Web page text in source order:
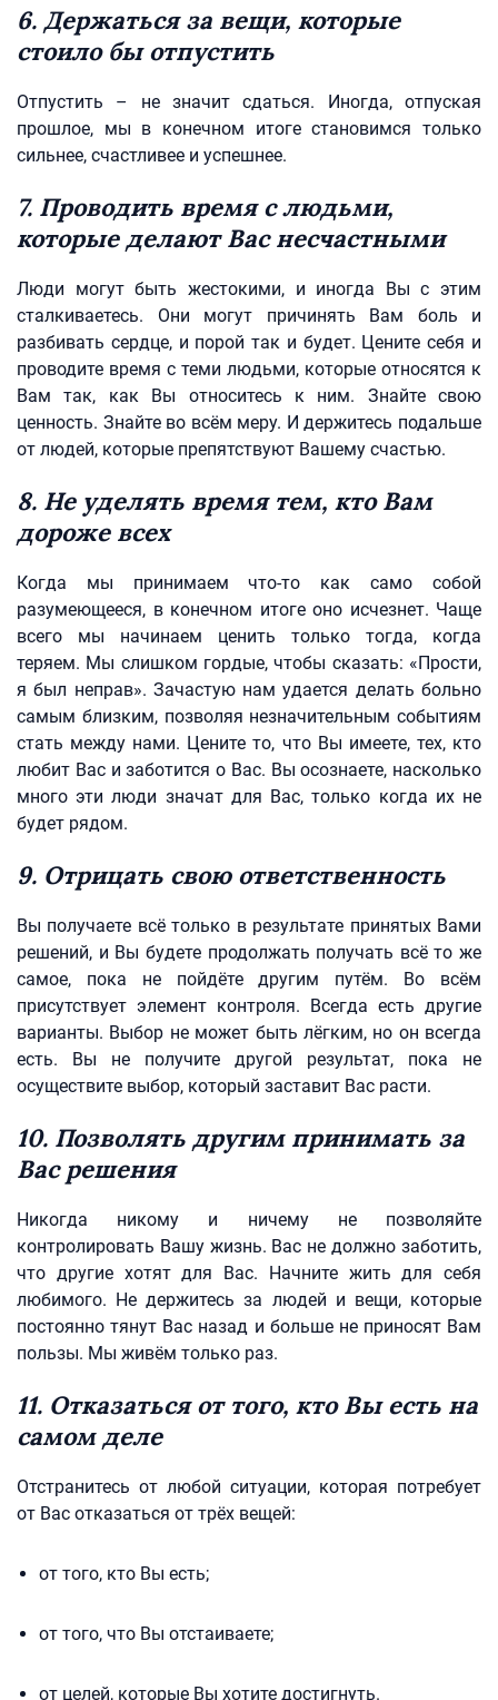
6. Держаться за вещи, которые
стоило бы отпустить
Отпустить – не значит сдаться. Иногда, отпуская
прошлое, мы в конечном итоге становимся только
сильнее, счастливее и успешнее.
7. Проводить время с людьми,
которые делают Вас несчастными
Люди могут быть жестокими, и иногда Вы с этим
сталкиваетесь. Они могут причинять Вам боль и
разбивать сердце, и порой так и будет. Цените себя и
проводите время с теми людьми, которые относятся к
Вам так, как Вы относитесь к ним. Знайте свою
ценность. Знайте во всём меру. И держитесь подальше
от людей, которые препятствуют Вашему счастью.
8. Не уделять время тем, кто Вам
дороже всех
Когда мы принимаем что-то как само собой
разумеющееся, в конечном итоге оно исчезнет. Чаще
всего мы начинаем ценить только тогда, когда
теряем. Мы слишком гордые, чтобы сказать: «Прости,
я был неправ». Зачастую нам удается делать больно
самым близким, позволяя незначительным событиям
стать между нами. Цените то, что Вы имеете, тех, кто
любит Вас и заботится о Вас. Вы осознаете, насколько
много эти люди значат для Вас, только когда их не
будет рядом.
9. Отрицать свою ответственность
Вы получаете всё только в результате принятых Вами
решений, и Вы будете продолжать получать всё то же
самое, пока не пойдёте другим путём. Во всём
присутствует элемент контроля. Всегда есть другие
варианты. Выбор не может быть лёгким, но он всегда
есть. Вы не получите другой результат, пока не
осуществите выбор, который заставит Вас расти.
10. Позволять другим принимать за
Вас решения
Никогда никому и ничему не позволяйте
контролировать Вашу жизнь. Вас не должно заботить,
что другие хотят для Вас. Начните жить для себя
любимого. Не держитесь за людей и вещи, которые
постоянно тянут Вас назад и больше не приносят Вам
пользы. Мы живём только раз.
11. Отказаться от того, кто Вы есть на
самом деле
Отстранитесь от любой ситуации, которая потребует
от Вас отказаться от трёх вещей:
от того, кто Вы есть;
от того, что Вы отстаиваете;
от целей, которые Вы хотите достигнуть.